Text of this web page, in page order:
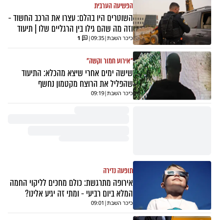
הפשיעה הערבית
השוטרים היו בהלם: עצרו את הרכב החשוד -
וזה מה שהם גילו בין הרגליים שלו | תיעוד
כיכר השבת|
09:35
|
1
"אירוע חמור וקשה"
שישה ימים אחרי שיצא מהכלא: התיעוד
שהפליל את הרוצח מקטמון נחשף
כיכר השבת|
09:19
תופעה נדירה
אירופה מתרגשת: כולם מחכים לליקוי החמה
המלא ביום רביעי - ומתי זה יגיע אלינו?
כיכר השבת|
09:01